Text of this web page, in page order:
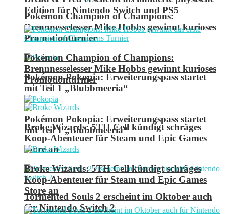
Pokémon Champion of Champions:
Brennnesselesser Mike Hobbs gewinnt kurioses
Promotionturnier
Pokémon Pokopia: Erweiterungspass startet
mit Teil 1 „Blubbmeeria“
Broke Wizards: 5TH Cell kündigt schräges
Koop-Abenteuer für Steam und Epic Games
Store an
Tormented Souls 2 erscheint im Oktober auch
für Nintendo Switch 2
Edition für Nintendo Switch und PS5
Pokémon Champion of Champions:
Brennnesselesser Mike Hobbs gewinnt kurioses
Promotionturnier
Pokémon Pokopia: Erweiterungspass startet
mit Teil 1 „Blubbmeeria“
Broke Wizards: 5TH Cell kündigt schräges
Koop-Abenteuer für Steam und Epic Games
Store an